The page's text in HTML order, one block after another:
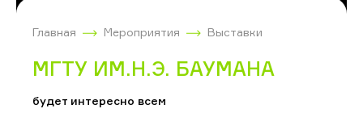
Главная Мероприятия Выставки
МГТУ ИМ.Н.Э. БАУМАНА
будет интересно всем